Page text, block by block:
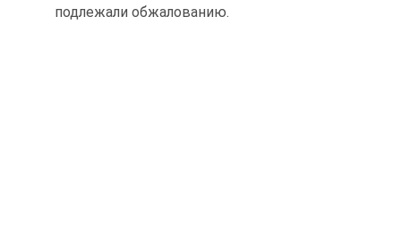
подлежали обжалованию.